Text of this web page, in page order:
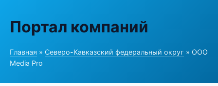
Портал компаний
Главная » Северо-Кавказский федеральный округ » ООО
Media Pro